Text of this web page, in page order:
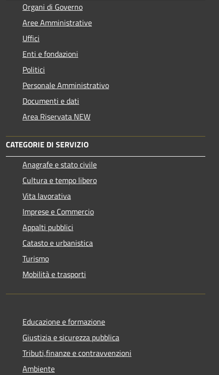
Organi di Governo
Aree Amministrative
Uffici
Enti e fondazioni
Politici
Personale Amministrativo
Documenti e dati
Area Riservata NEW
CATEGORIE DI SERVIZIO
Anagrafe e stato civile
Cultura e tempo libero
Vita lavorativa
Imprese e Commercio
Appalti pubblici
Catasto e urbanistica
Turismo
Mobilità e trasporti
Educazione e formazione
Giustizia e sicurezza pubblica
Tributi,finanze e contravvenzioni
Ambiente